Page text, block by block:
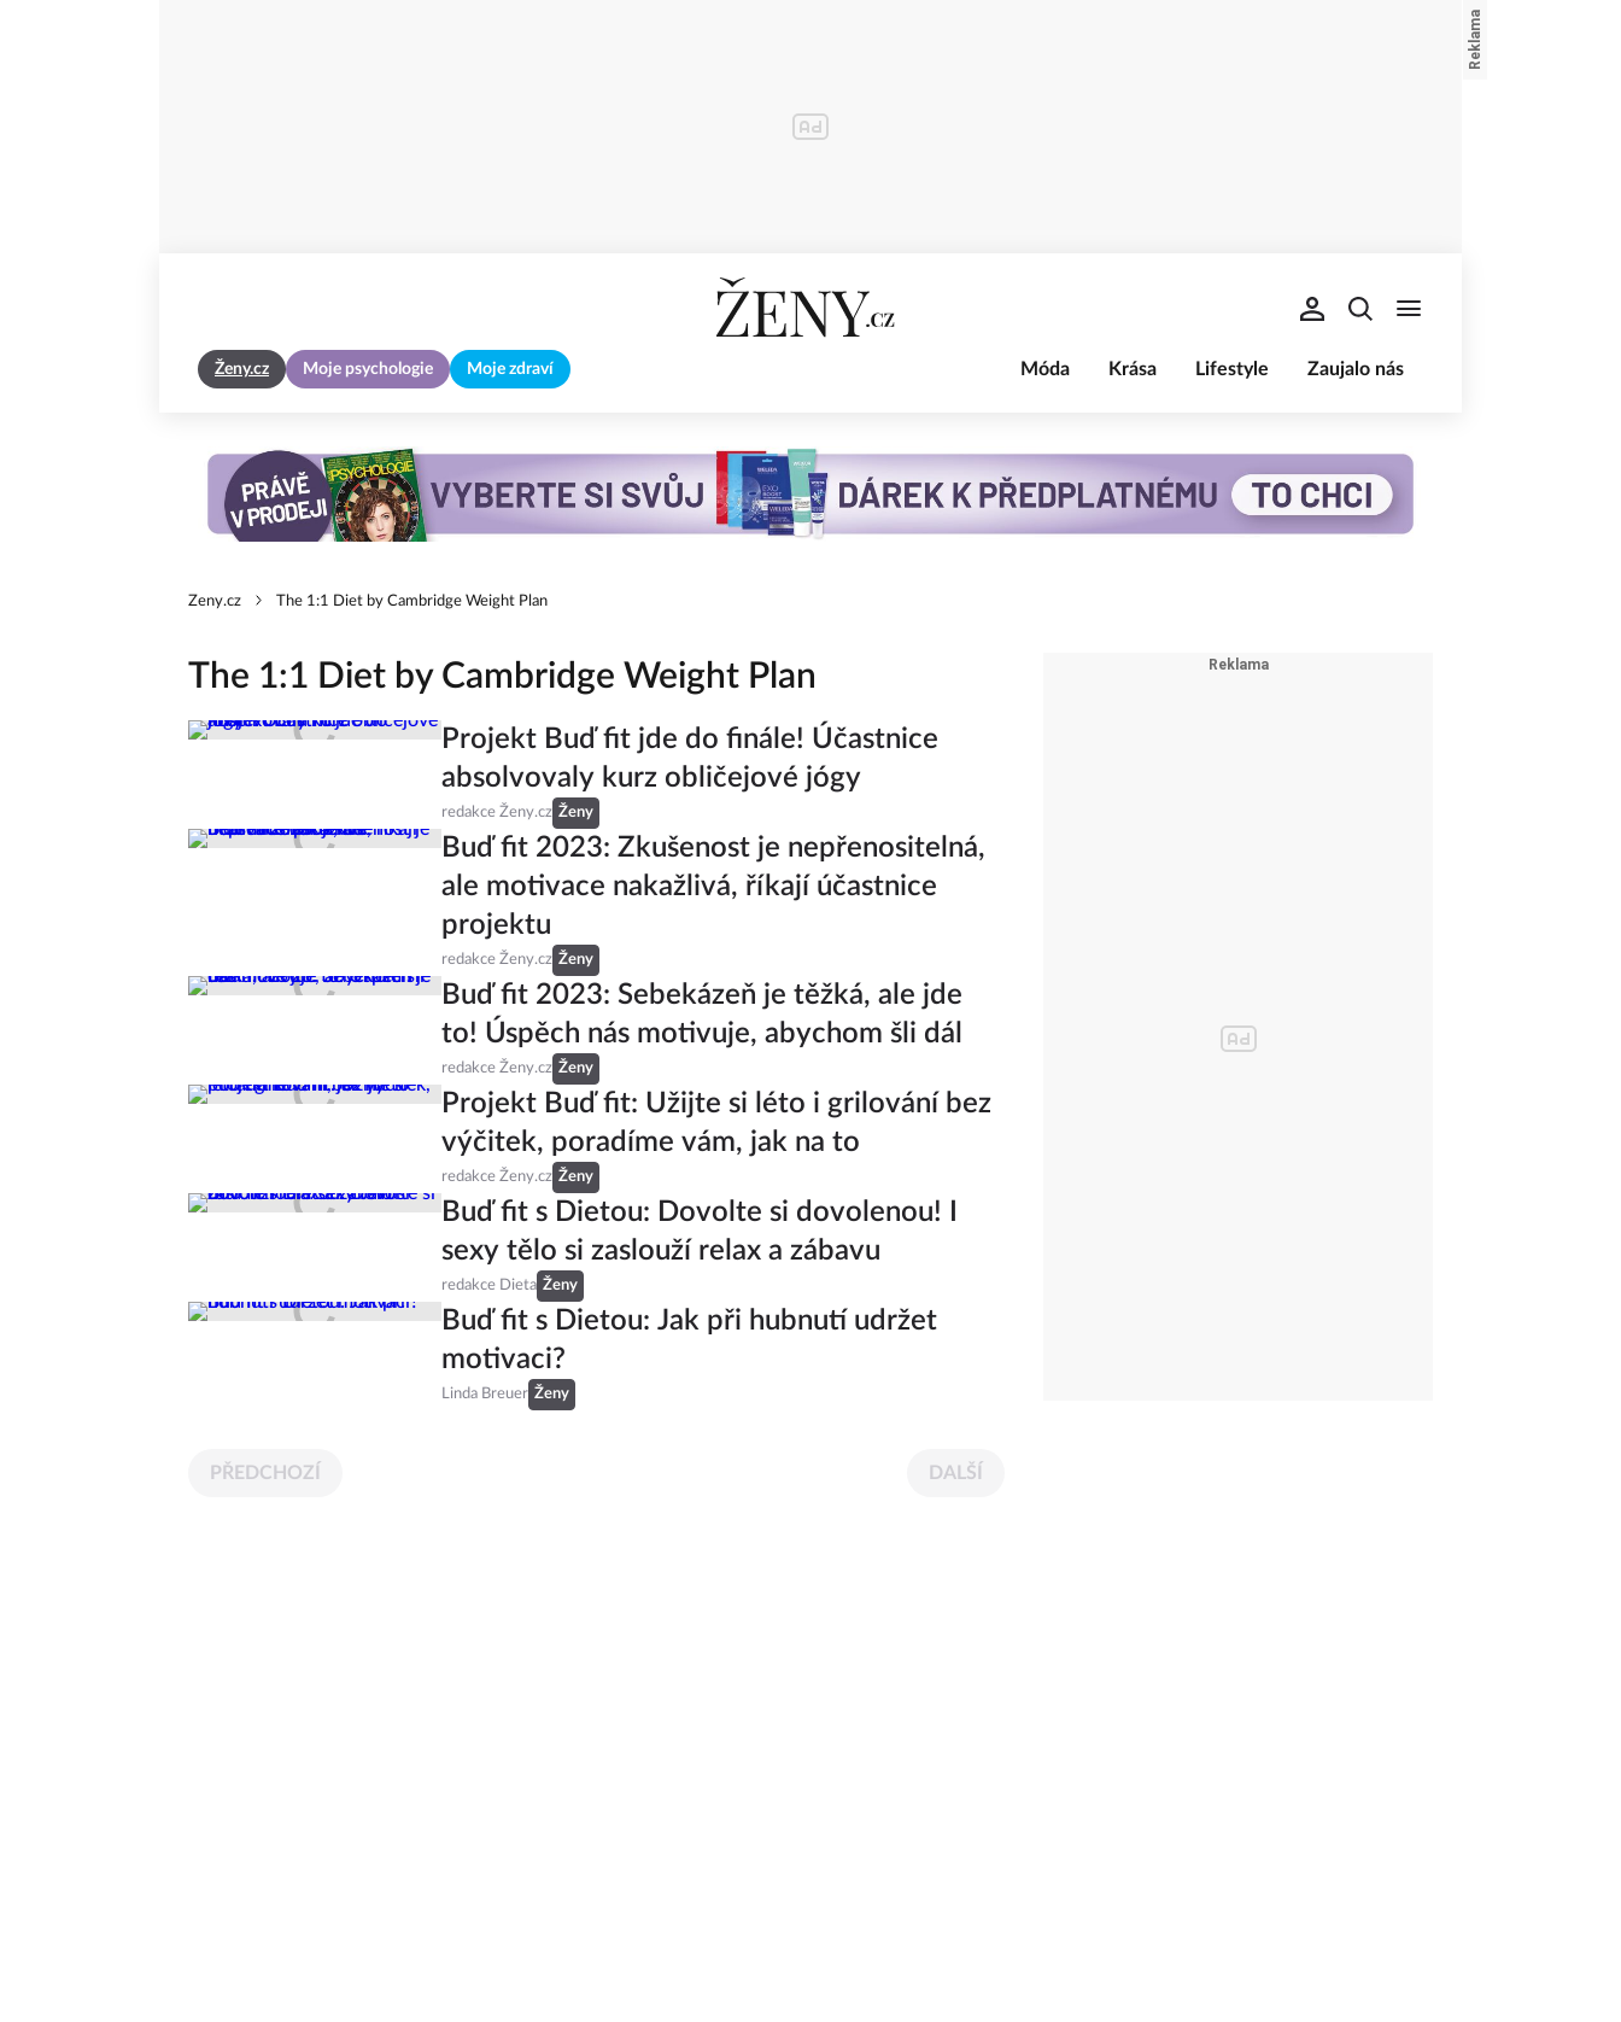
Ženy.cz Moje psychologie Moje zdraví Móda Krása Lifestyle Zaujalo nás
Zeny.cz The 1:1 Diet by Cambridge Weight Plan
The 1:1 Diet by Cambridge Weight Plan
Projekt Buď fit jde do finále! Účastnice
absolvovaly kurz obličejové jógy
redakce Ženy.cz Ženy
Buď fit 2023: Zkušenost je nepřenositelná,
ale motivace nakažlivá, říkají účastnice
projektu
redakce Ženy.cz Ženy
Buď fit 2023: Sebekázeň je těžká, ale jde
to! Úspěch nás motivuje, abychom šli dál
redakce Ženy.cz Ženy
Projekt Buď fit: Užijte si léto i grilování bez
výčitek, poradíme vám, jak na to
redakce Ženy.cz Ženy
Buď fit s Dietou: Dovolte si dovolenou! I
sexy tělo si zaslouží relax a zábavu
redakce Dieta Ženy
Buď fit s Dietou: Jak při hubnutí udržet
motivaci?
Linda Breuer Ženy
PŘEDCHOZÍ DALŠÍ